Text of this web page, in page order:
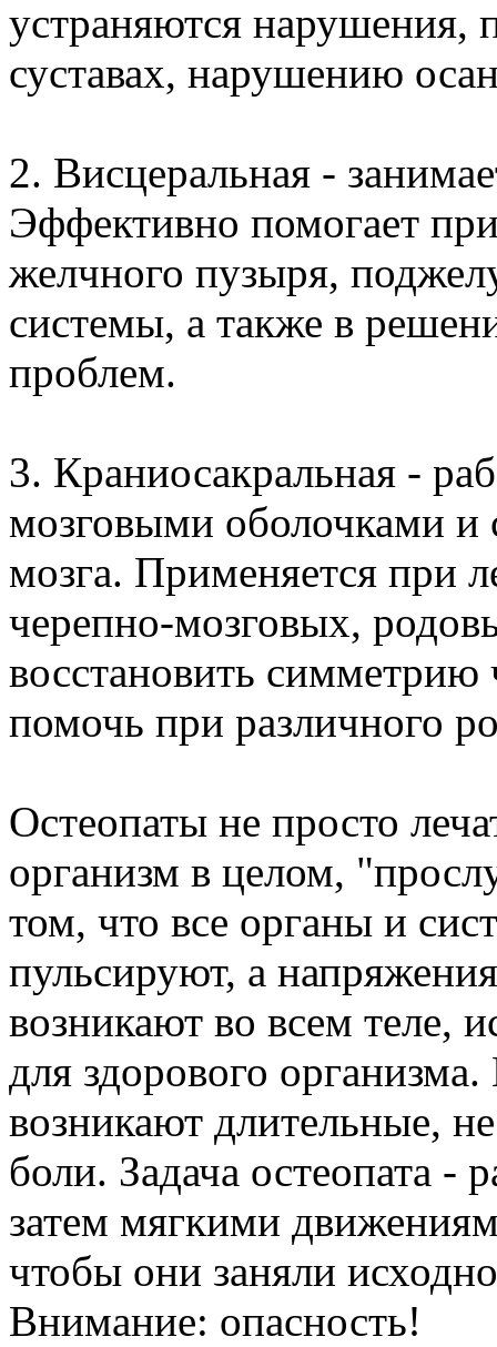
устраняются нарушения,
суставах, нарушению
2. Висцеральная -
Эффективно помогает
желчного пузыря,
системы, а также в
проблем.
3. Краниосакральная -
мозговыми оболочками и
мозга. Применяется при
черепно-мозговых,
восстановить симметрию
помочь при различного
Остеопаты не просто
организм в целом,
том, что все органы и
пульсируют, а
возникают во всем теле,
для здорового
возникают длительные,
боли. Задача остеопата -
затем мягкими
чтобы они заняли
Внимание: опасность!